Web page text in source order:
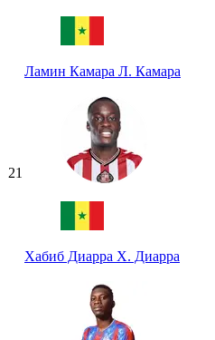
Ламин Камара Л. Камара
21
Хабиб Диарра Х. Диарра